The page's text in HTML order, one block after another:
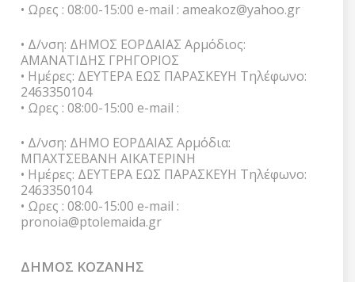
• Ωρες : 08:00-15:00 e-mail : ameakoz@yahoo.gr
• Δ/νση: ΔΗΜΟΣ ΕΟΡΔΑΙΑΣ Αρμόδιος:
ΑΜΑΝΑΤΙΔΗΣ ΓΡΗΓΟΡΙΟΣ
• Ημέρες: ΔΕΥΤΕΡΑ ΕΩΣ ΠΑΡΑΣΚΕΥΗ Τηλέφωνο:
2463350104
• Ωρες : 08:00-15:00 e-mail :
• Δ/νση: ΔΗΜΟ ΕΟΡΔΑΙΑΣ Αρμόδια:
ΜΠΑΧΤΣΕΒΑΝΗ ΑΙΚΑΤΕΡΙΝΗ
• Ημέρες: ΔΕΥΤΕΡΑ ΕΩΣ ΠΑΡΑΣΚΕΥΗ Τηλέφωνο:
2463350104
• Ωρες : 08:00-15:00 e-mail :
pronoia@ptolemaida.gr
ΔΗΜΟΣ ΚΟΖΑΝΗΣ